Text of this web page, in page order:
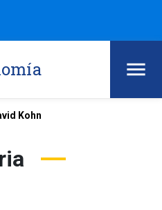
Kohn